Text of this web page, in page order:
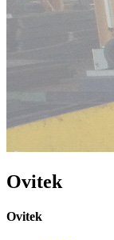
Ovitek
Ovitek